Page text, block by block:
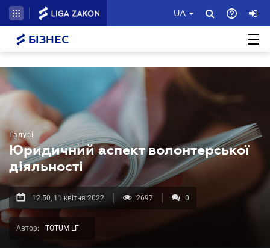
UA
БІЗНЕС
Галузі
Юридичний аспект волонтерської
діяльності
12.50, 11 квітня 2022 2697 0
Автор: TOTUM LF